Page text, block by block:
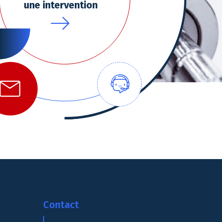
de confidentialité, en garantissant la conformité avec
une intervention
Contact